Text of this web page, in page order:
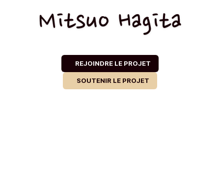
Mitsuo Hagita
REJOINDRE LE PROJET
SOUTENIR LE PROJET